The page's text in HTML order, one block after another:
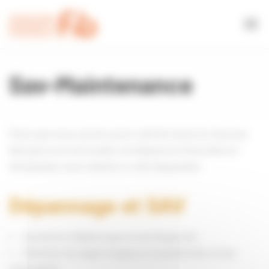
Sav-Maintenance
Dépannage et SAV
Bienvenue chez FIB Gestion du consentement